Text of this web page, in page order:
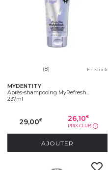
(8) En stock
MYDENTITY
Après-shampooing MyRefresh...
237ml
29,00€ 26,10€
PRIX CLUB ?
AJOUTER